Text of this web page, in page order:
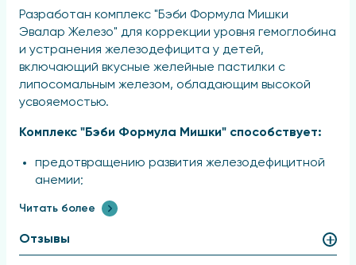
Разработан комплекс "Бэби Формула Мишки
Эвалар Железо" для коррекции уровня гемоглобина
и устранения железодефицита у детей,
включающий вкусные желейные пастилки с
липосомальным железом, обладающим высокой
усвояемостью.
Комплекс "Бэби Формула Мишки" способствует:
предотвращению развития железодефицитной
анемии;
увеличению уровней гемоглобина и ферритина;
стимулированию когнитивной и физической
Читать более
Отзывы